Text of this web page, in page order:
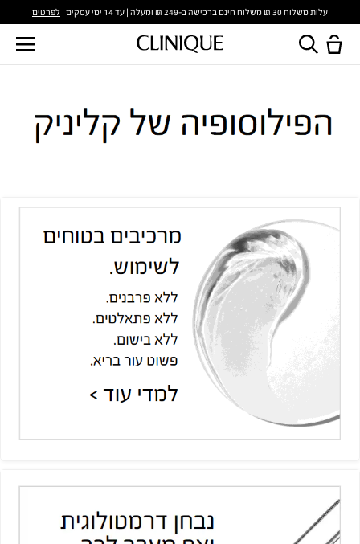
עלות משלוח 30 ₪ משלוח חינם ברכישה ב-249 ₪ ומעלה | עד 14 ימי עסקים לפרטים